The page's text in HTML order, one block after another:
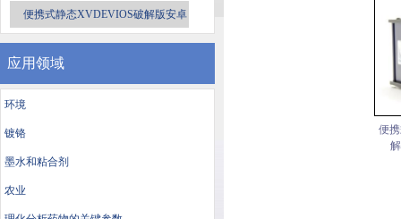
手机安装包
便携式静态XVDEVIOS破解版安卓
手机安装包
应用领域
环境
镀铬
墨水和粘合剂
农业
便